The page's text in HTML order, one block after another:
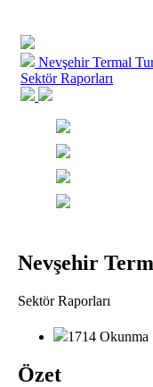
Nevşehir Termal
Sektör Raporları
Nevşehir
Sektör Raporları
1714 Okunma
Özet